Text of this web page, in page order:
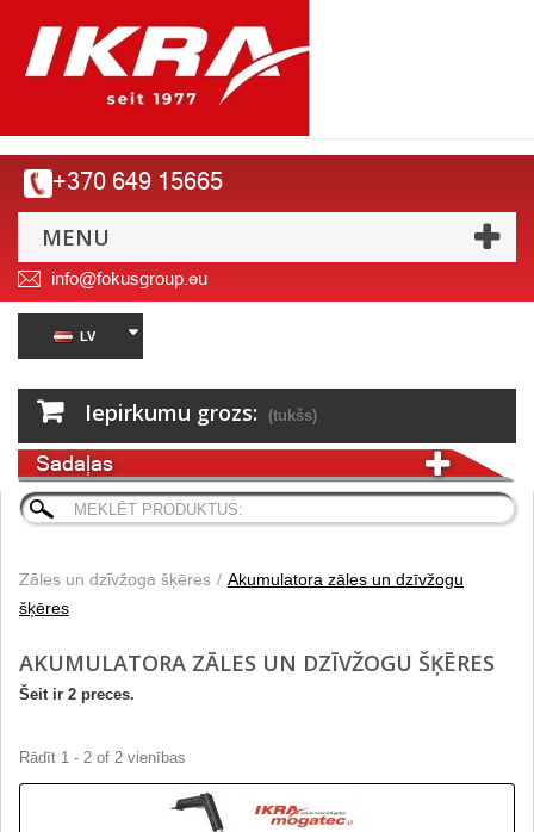
+370 649 15665
MENU
info@fokusgroup.eu
LV
Iepirkumu grozs: (tukšs)
Sadaļas
Zāles un dzīvžoga šķēres
Akumulatora zāles un dzīvžogu
šķēres
AKUMULATORA ZĀLES UN DZĪVŽOGU ŠĶĒRES
Šeit ir 2 preces.
Rādīt 1 - 2 of 2 vienības